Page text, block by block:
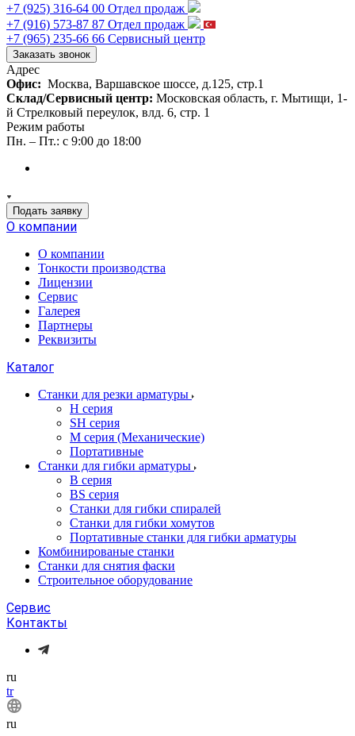
+7 (925) 316-64 00 Отдел продаж
+7 (916) 573-87 87 Отдел продаж
+7 (965) 235-66 66 Сервисный центр
Заказать звонок
Адрес
Офис: Москва, Варшавское шоссе, д.125, стр.1
Склад/Сервисный центр: Московская область, г. Мытищи, 1-
й Стрелковый переулок, влд. 6, стр. 1
Режим работы
Пн. – Пт.: с 9:00 до 18:00
Подать заявку
О компании
О компании
Тонкости производства
Лицензии
Сервис
Галерея
Партнеры
Реквизиты
Каталог
Станки для резки арматуры
H серия
SH серия
М серия (Механические)
Портативные
Станки для гибки арматуры
B серия
BS серия
Станки для гибки спиралей
Станки для гибки хомутов
Портативные станки для гибки арматуры
Комбинированые станки
Станки для снятия фаски
Строительное оборудование
Сервис
Контакты
ru
tr
ru